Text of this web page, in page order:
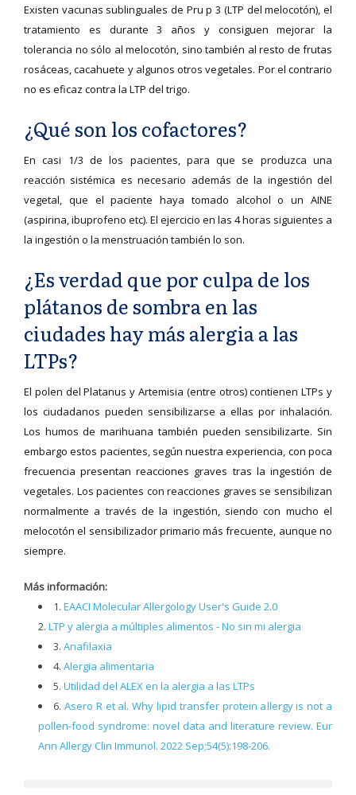
Existen vacunas sublinguales de Pru p 3 (LTP del melocotón), el
tratamiento es durante 3 años y consiguen mejorar la
tolerancia no sólo al melocotón, sino también al resto de frutas
rosáceas, cacahuete y algunos otros vegetales. Por el contrario
no es eficaz contra la LTP del trigo.
¿Qué son los cofactores?
En casi 1/3 de los pacientes, para que se produzca una
reacción sistémica es necesario además de la ingestión del
vegetal, que el paciente haya tomado alcohol o un AINE
(aspirina, ibuprofeno etc). El ejercicio en las 4 horas siguientes a
la ingestión o la menstruación también lo son.
¿Es verdad que por culpa de los
plátanos de sombra en las
ciudades hay más alergia a las
LTPs?
El polen del Platanus y Artemisia (entre otros) contienen LTPs y
los ciudadanos pueden sensibilizarse a ellas por inhalación.
Los humos de marihuana también pueden sensibilizarte. Sin
embargo estos pacientes, según nuestra experiencia, con poca
frecuencia presentan reacciones graves tras la ingestión de
vegetales. Los pacientes con reacciones graves se sensibilizan
normalmente a través de la ingestión, siendo con mucho el
melocotón el sensibilizador primario más frecuente, aunque no
siempre.
Más información:
1. EAACI Molecular Allergology User's Guide 2.0
2. LTP y alergia a múltiples alimentos - No sin mi alergia
3. Anafilaxia
4. Alergia alimentaria
5. Utilidad del ALEX en la alergia a las LTPs
6. Asero R et al. Why lipid transfer protein allergy is not a
pollen-food syndrome: novel data and literature review. Eur
Ann Allergy Clin Immunol. 2022 Sep;54(5):198-206.